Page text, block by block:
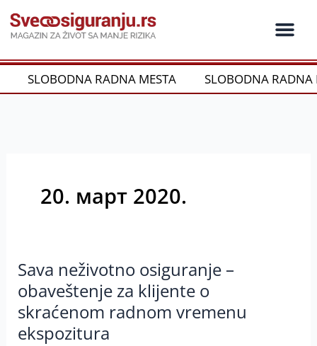
на
садржај
SLOBODNA RADNA MESTA SLOBODNA RADNA
20. март 2020.
Sava neživotno osiguranje –
obaveštenje za klijente o
skraćenom radnom vremenu
ekspozitura
Sava
neživotno
osiguranje
–
obaveštenje